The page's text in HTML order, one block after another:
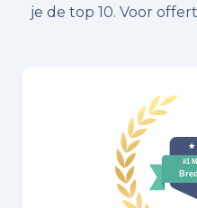
je de top 10. Voor